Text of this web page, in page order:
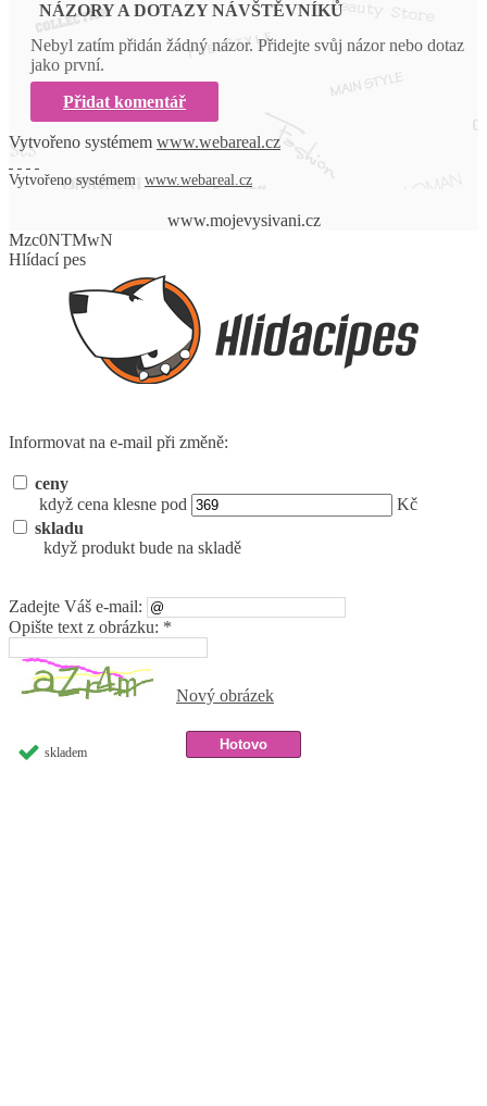
skladem
NÁZORY A DOTAZY NÁVŠTĚVNÍKŮ
Nebyl zatím přidán žádný názor. Přidejte svůj názor nebo dotaz
jako první.
Přidat komentář
Vytvořeno systémem www.webareal.cz
Vytvořeno systémem www.webareal.cz
www.mojevysivani.cz
Mzc0NTMwN
Hlídací pes
Informovat na e-mail při změně:
ceny
když cena klesne pod
Kč
skladu
když produkt bude na skladě
Zadejte Váš e-mail:
Opište text z obrázku: *
Nový obrázek